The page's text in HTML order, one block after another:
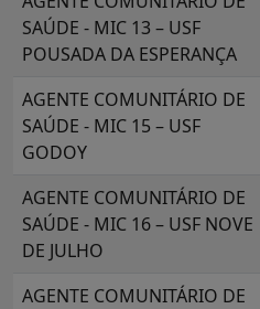
SAÚDE - MIC 13 – USF
POUSADA DA ESPERANÇA
AGENTE COMUNITÁRIO DE
SAÚDE - MIC 15 – USF
GODOY
AGENTE COMUNITÁRIO DE
SAÚDE - MIC 16 – USF NOVE
DE JULHO
AGENTE COMUNITÁRIO DE